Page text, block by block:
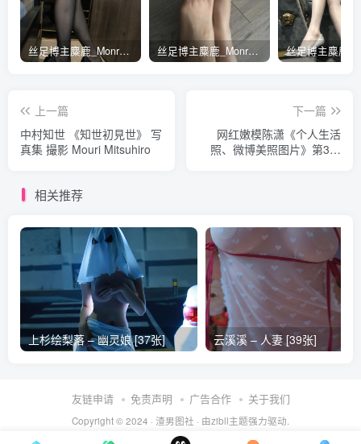
丝足博主麋鹿_Monroe 2020.03.01 黑丝束缚 丝足博主麋鹿_Monroe 2020.08.12 不一样的奢华
上一篇
中村知世 《知世初見世》 写
真集 撮影 Mouri Mitsuhiro
下一篇
网红嫩模陈潇《个人生活
照、微博美照图片》第3部
相关推荐
上杉绘梨落 – 幽灵娘 [37张] 云溪溪 – 人妻 [39张]
友链申请 免责声明 广告合作 关于我们
Copyright © 2024 · 渣男图社 · 由zibll主题强力驱动.